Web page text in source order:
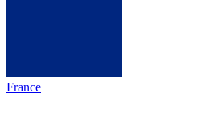
France